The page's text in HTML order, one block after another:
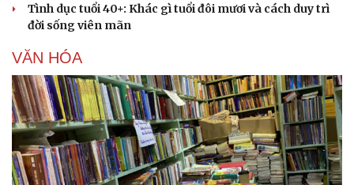
Tình dục tuổi 40+: Khác gì tuổi đôi mươi và cách duy trì
đời sống viên mãn
VĂN HÓA